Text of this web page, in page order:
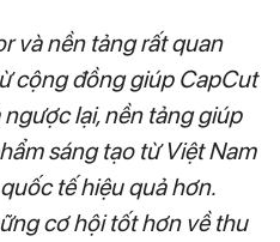
và nền tảng rất quan
cộng đồng giúp CapCut
lại, nền tảng giúp
sáng tạo từ Việt Nam
tế hiệu quả hơn.
cơ hội tốt hơn về thu